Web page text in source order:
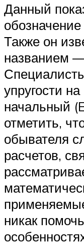
Данный
Также он
названием
упругости
начальный
отметить,
обывателя
расчетов,
никак